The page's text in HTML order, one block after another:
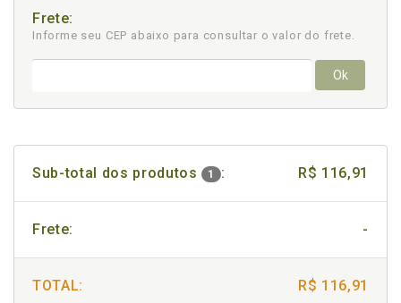
Frete:
Informe seu CEP abaixo para consultar o valor do frete.
Ok
Sub-total dos produtos 1 : R$ 116,91
Frete: -
TOTAL: R$ 116,91